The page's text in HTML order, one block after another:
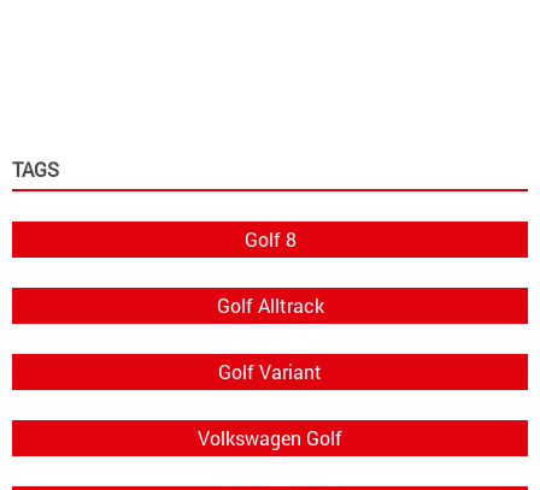
TAGS
Golf 8
Golf Alltrack
Golf Variant
Volkswagen Golf